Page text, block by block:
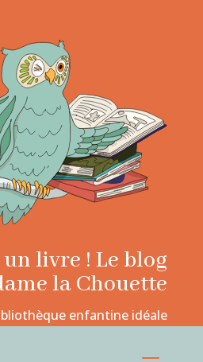
livre ! Le blog
la Chouette
enfantine idéale